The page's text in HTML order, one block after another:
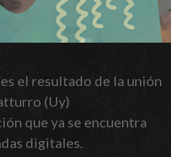
el resultado de la unión
(Uy)
que ya se encuentra
digitales.